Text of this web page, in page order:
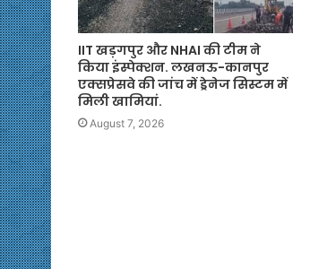
IIT खड़गपुर और NHAI की टीम ने
किया इंस्पेक्शन. लखनऊ-कानपुर
एक्सप्रेसवे की जांच में ड्रेनेज सिस्टम में
मिली खामियां.
August 7, 2026